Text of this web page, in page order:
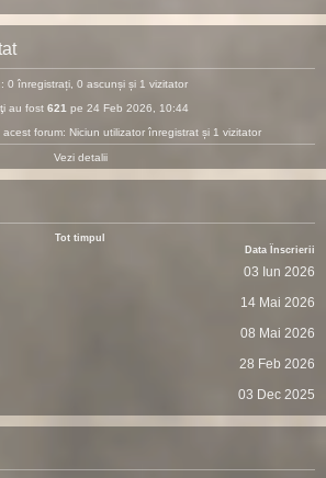
0 înregistrați, 0 ascunși și 1 vizitator
au fost 621 pe 24 Feb 2026, 10:44
forum: Niciun utilizator înregistrat și 1 vizitator
Vezi detalii
Tot timpul
Data Înscrierii
03 Iun 2026
14 Mai 2026
08 Mai 2026
28 Feb 2026
03 Dec 2025